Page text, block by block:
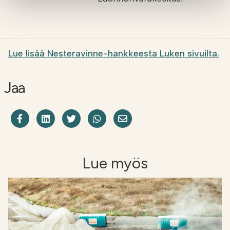
Lue lisää Nesteravinne-hankkeesta Luken sivuilta.
Jaa
Jaa Facebookissa
Share on LinkedIn
Jaa Twitterissä
Jaa WhatsAppissa
Lue myös